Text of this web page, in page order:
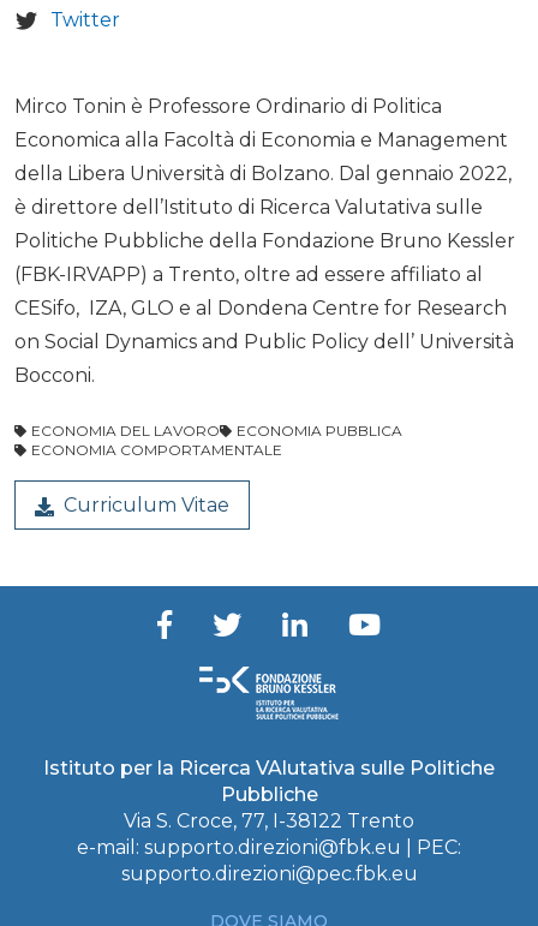
Twitter
Mirco Tonin è Professore Ordinario di Politica
Economica alla Facoltà di Economia e Management
della Libera Università di Bolzano. Dal gennaio 2022,
è direttore dell’Istituto di Ricerca Valutativa sulle
Politiche Pubbliche della Fondazione Bruno Kessler
(FBK-IRVAPP) a Trento, oltre ad essere affiliato al
CESifo, IZA, GLO e al Dondena Centre for Research
on Social Dynamics and Public Policy dell’ Università
Bocconi.
ECONOMIA DEL LAVORO
ECONOMIA PUBBLICA
ECONOMIA COMPORTAMENTALE
Curriculum Vitae
Istituto per la Ricerca VAlutativa sulle Politiche
Pubbliche
Via S. Croce, 77, I-38122 Trento
e-mail: supporto.direzioni@fbk.eu
| PEC:
supporto.direzioni@pec.fbk.eu
DOVE SIAMO